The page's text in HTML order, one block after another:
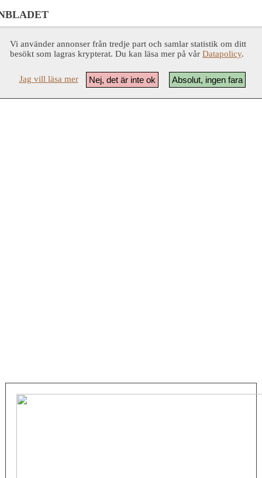
Vi använder annonser från tredje part och samlar statistik om ditt
besökt som lagras krypterat. Du kan läsa mer på vår Datapolicy.
Absolut, ingen fara
Nej, det är inte ok
Jag vill läsa mer